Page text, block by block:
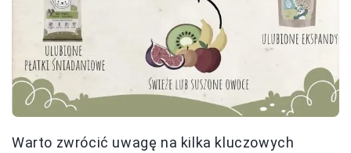
Warto zwrócić uwagę na kilka kluczowych